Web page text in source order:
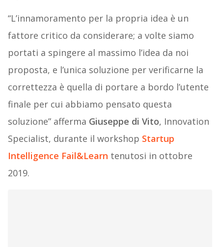
“L’innamoramento per la propria idea è un
fattore critico da considerare; a volte siamo
portati a spingere al massimo l’idea da noi
proposta, e l’unica soluzione per verificarne la
correttezza è quella di portare a bordo l’utente
finale per cui abbiamo pensato questa
soluzione” afferma Giuseppe di Vito, Innovation
Specialist, durante il workshop Startup
Intelligence Fail&Learn tenutosi in ottobre
2019.